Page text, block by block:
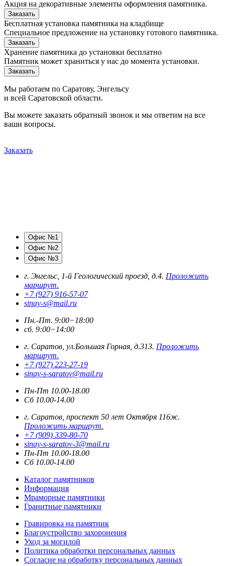
Акция на декоративные элементы оформления памятника.
Заказать
Бесплатная установка памятника на кладбище
Специальное предложение на установку готового памятника.
Заказать
Хранение памятника до установки бесплатно
Памятник может храниться у нас до момента установки.
Заказать
Мы работаем по Саратову, Энгельсу
и всей Саратовской области.
Вы можете заказать обратный звонок и мы ответим на все
ваши вопросы.
Заказать
Офис №1
Офис №2
Офис №3
г. Энгельс, 1-й Геологический проезд, д.4. Проложить
маршрут.
+7 (927) 916-57-07
sinay-s@mail.ru
Пн.-Пт. 9:00−18:00
сб. 9:00−14:00
г. Саратов, ул.Большая Горная, д.313. Проложить
маршрут.
+7 (927) 223-27-19
sinay-s-saratov@mail.ru
Пн-Пт 10.00-18.00
Сб 10.00-14.00
г. Саратов, проспект 50 лет Октября 116ж.
Проложить маршрут.
+7 (909) 339-80-70
sinay-s-saratov-3@mail.ru
Пн-Пт 10.00-18.00
Сб 10.00-14.00
Каталог памятников
Информация
Мраморные памятники
Гранитные памятники
Гравировка на памятник
Благоустройство захоронения
Уход за могилой
Политика обработки персональных данных
Согласие на обработку персональных данных